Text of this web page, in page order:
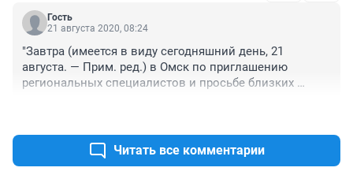
Гость
21 августа 2020, 08:24
"Завтра (имеется в виду сегодняшний день, 21
августа. — Прим. ред.) в Омск по приглашению
региональных специалистов и просьбе близких
для проведения расширенного консилиума" - читаешь
и поражаешься....... к обычным гражданам бы так.
Читать все комментарии